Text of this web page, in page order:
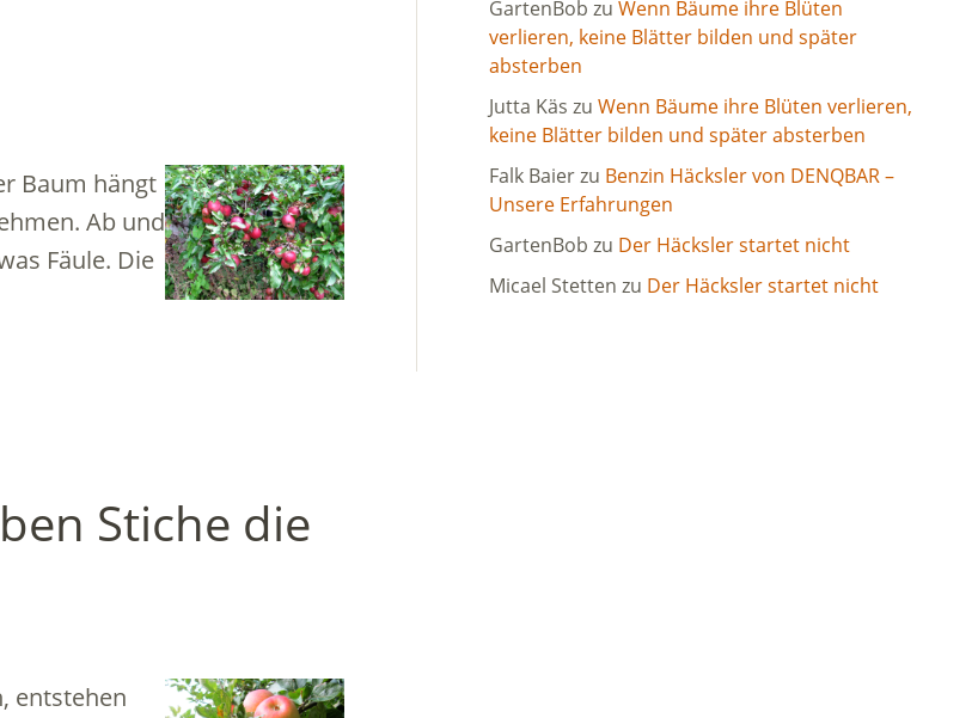
Baum hängt
Ab und
Fäule. Die
Stiche die
entstehen
GartenBob zu Wenn Bäume ihre Blüten
verlieren, keine Blätter bilden und später
absterben
Jutta Käs zu Wenn Bäume ihre Blüten verlieren,
keine Blätter bilden und später absterben
Falk Baierzu Benzin Häcksler von DENQBAR –
Unsere Erfahrungen
GartenBob zu Der Häcksler startet nicht
Micael Stetten zu Der Häcksler startet nicht